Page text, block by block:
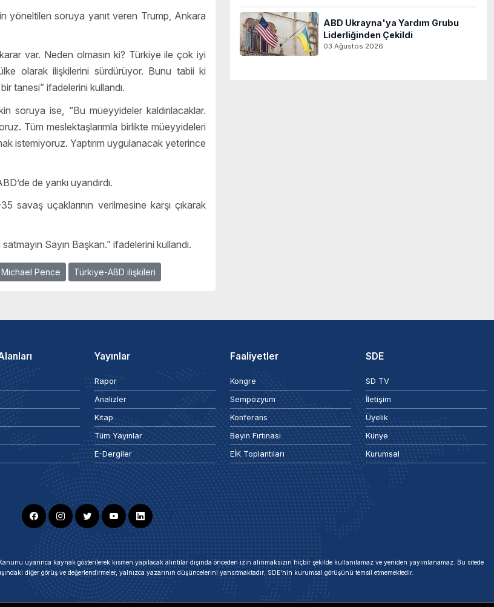
yöneltilen soruya yanıt veren Trump, Ankara
var. Neden olmasın ki? Türkiye ile çok iyi
olarak ilişkilerini sürdürüyor. Bunu tabii ki
tanesi” ifadelerini kullandı.
soruya ise, “Bu müeyyideler kaldırılacaklar.
Tüm meslektaşlarımla birlikte müeyyideleri
istemiyoruz. Yaptırım uygulanacak yeterince
de yankı uyandırdı.
savaş uçaklarının verilmesine karşı çıkarak
Sayın Başkan.” ifadelerini kullandı.
Michael Pence Türkiye-ABD ilişkileri
ABD Ukrayna'ya Yardım Grubu
Liderliğinden Çekildi
03 Ağustos 2026
Yayınlar
Rapor
Analizler
Kitap
Tüm Yayınlar
E-Dergiler
Faaliyetler
Kongre
Sempozyum
Konferans
Beyin Fırtınası
EİK Toplantıları
SDE
SD TV
İletişim
Üyelik
Künye
Kurumsal
uyarınca kaynak gösterilerek kısmen yapılacak alıntılar dışında önceden izin alınmaksızın hiçbir şekilde kullanılamaz ve yeniden yayımlanamaz. Bu sitede
diğer görüş ve değerlendirmeler, yalnızca yazarının düşüncelerini yansıtmaktadır; SDE'nin kurumsal görüşünü temsil etmemektedir.